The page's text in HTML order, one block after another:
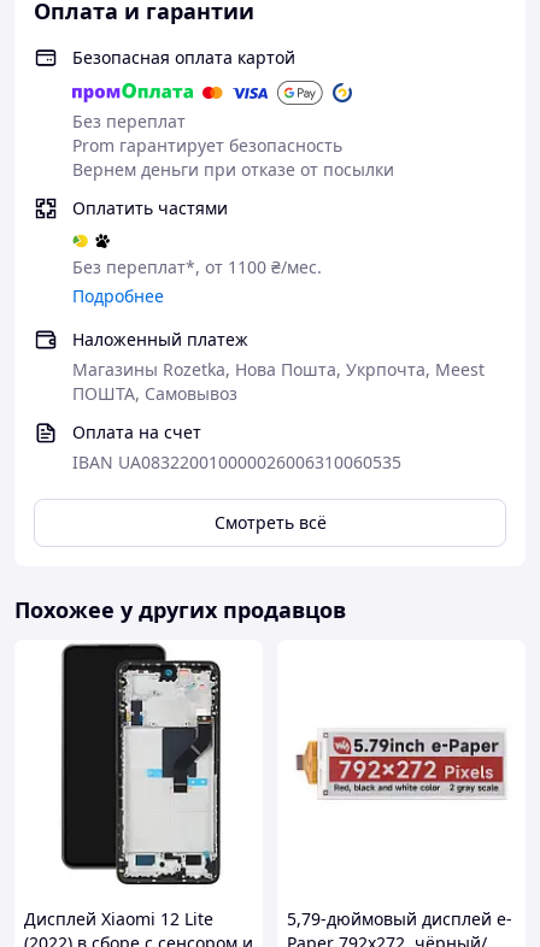
Оплата и гарантии
Безопасная оплата картой
Без переплат
Prom гарантирует безопасность
Вернем деньги при отказе от посылки
Оплатить частями
Без переплат*, от 1100 ₴/мес.
Подробнее
Наложенный платеж
Магазины Rozetka, Нова Пошта, Укрпочта, Meest
ПОШТА, Самовывоз
Оплата на счет
IBAN UA083220010000026006310060535
Смотреть всё
Похожее у других продавцов
Дисплей Xiaomi 12 Lite
5,79-дюймовый дисплей e-